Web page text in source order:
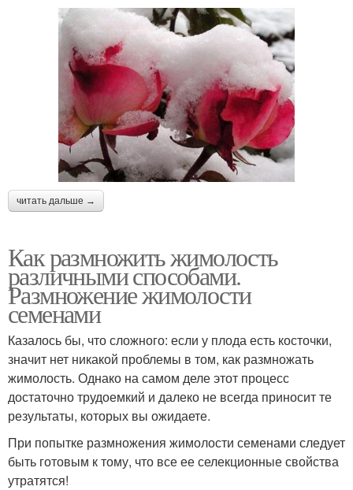
читать дальше →
Как размножить жимолость
различными способами.
Размножение жимолости
семенами
Казалось бы, что сложного: если у плода есть косточки,
значит нет никакой проблемы в том, как размножать
жимолость. Однако на самом деле этот процесс
достаточно трудоемкий и далеко не всегда приносит те
результаты, которых вы ожидаете.
При попытке размножения жимолости семенами следует
быть готовым к тому, что все ее селекционные свойства
утратятся!